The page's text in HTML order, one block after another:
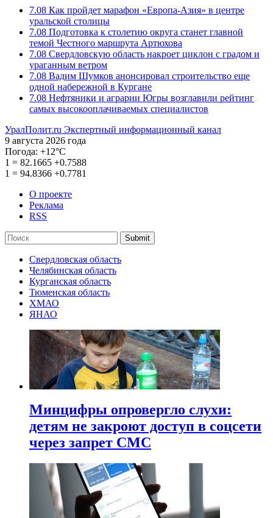
7.08 Как пройдет марафон «Европа-Азия» в центре
уральской столицы
7.08 Подготовка к столетию округа станет главной
темой Честного маршрута Артюхова
7.08 Свердловскую область накроет циклон с градом и
ураганным ветром
7.08 Вадим Шумков анонсировал строительство еще
одной набережной в Кургане
7.08 Нефтяники и аграрии Югры возглавили рейтинг
самых высокооплачиваемых специалистов
УралПолит.ru Экспертный информационный канал
9 августа 2026 года
Погода: +12°С
1 = 82.1665 +0.7588
1 = 94.8366 +0.7781
О проекте
Реклама
RSS
Submit
Свердловская область
Челябинская область
Курганская область
Тюменская область
ХМАО
ЯНАО
Минцифры опровергло слухи:
детям не закроют доступ в соцсети
через запрет СМС